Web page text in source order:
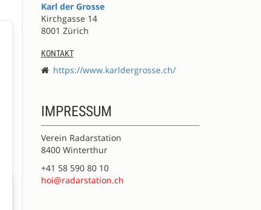
Karl der Grosse
Kirchgasse 14
8001 Zürich
KONTAKT
https://www.karldergrosse.ch/
IMPRESSUM
Verein Radarstation
8400 Winterthur
+41 58 590 80 10
hoi@radarstation.ch